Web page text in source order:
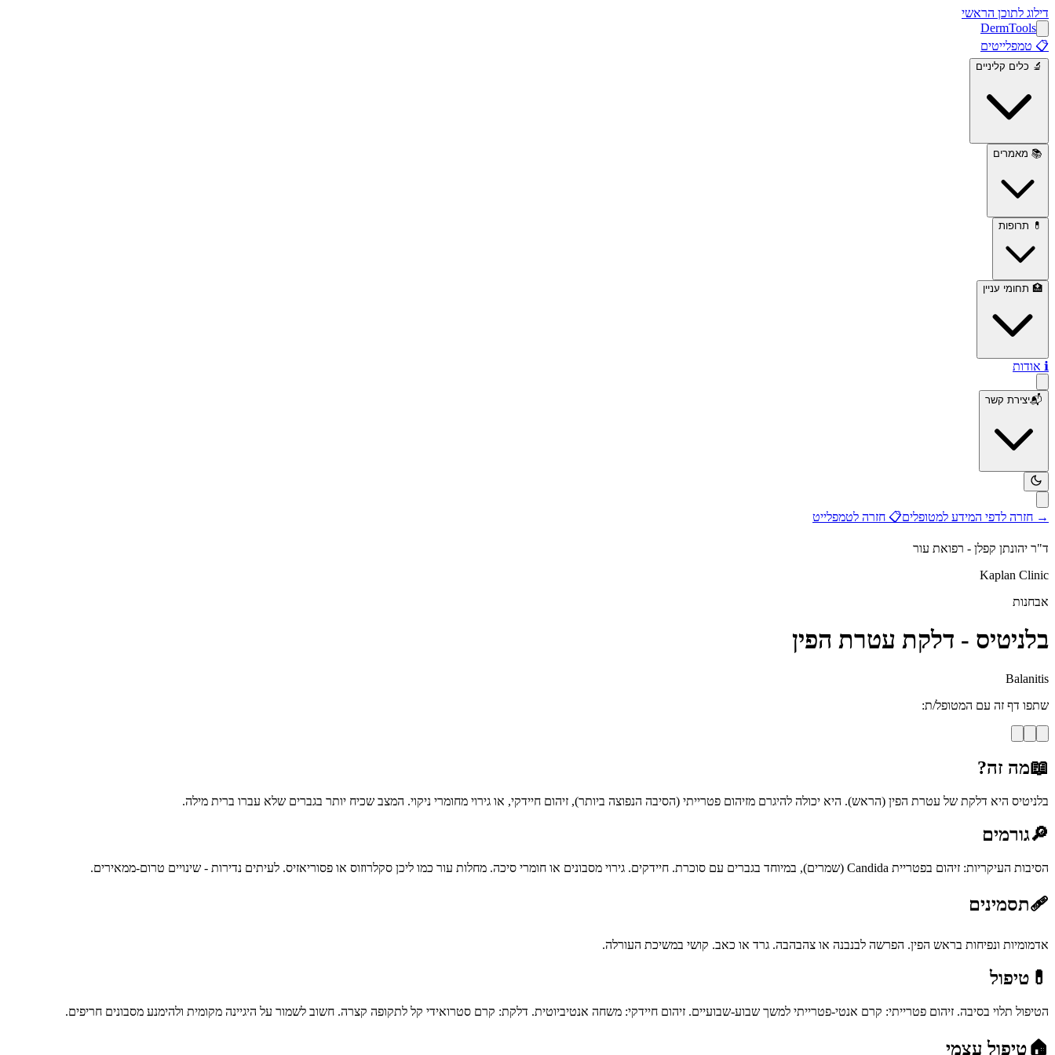
דילוג לתוכן הראשי
DermTools
📋 טמפלייטים
🔬 כלים קליניים
📚 מאמרים
💊 תרופות
🏥 תחומי עניין
ℹ️ אודות
📬יצירת קשר
→ חזרה לדפי המידע למטופלים📋 חזרה לטמפלייט
ד"ר יהונתן קפלן - רפואת עור
Kaplan Clinic
אבחנות
בלניטיס - דלקת עטרת הפין
Balanitis
שתפו דף זה עם המטופל/ת:
📖מה זה?
בלניטיס היא דלקת של עטרת הפין (הראש). היא יכולה להיגרם מזיהום פטרייתי (הסיבה הנפוצה ביותר), זיהום חיידקי, או גירוי מחומרי ניקוי. המצב שכיח יותר בגברים שלא עברו ברית מילה.
🔎גורמים
הסיבות העיקריות: זיהום בפטריית Candida (שמרים), במיוחד בגברים עם סוכרת. חיידקים. גירוי מסבונים או חומרי סיכה. מחלות עור כמו ליכן סקלרוזוס או פסוריאזיס. לעיתים נדירות - שינויים טרום-ממאירים.
🩹תסמינים
אדמומיות ונפיחות בראש הפין. הפרשה לבנבנה או צהבהבה. גרד או כאב. קושי במשיכת העורלה.
💊 טיפול
הטיפול תלוי בסיבה. זיהום פטרייתי: קרם אנטי-פטרייתי למשך שבוע-שבועיים. זיהום חיידקי: משחה אנטיביוטית. דלקת: קרם סטרואידי קל לתקופה קצרה. חשוב לשמור על היגיינה מקומית ולהימנע מסבונים חריפים.
🏠טיפול עצמי